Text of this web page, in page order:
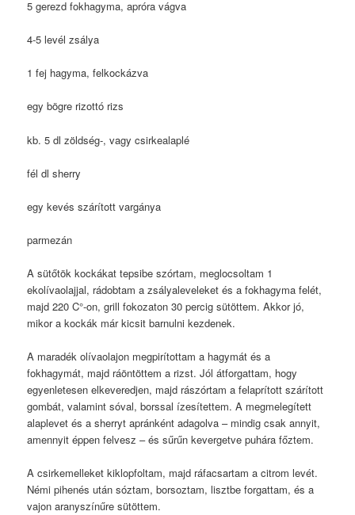
5 gerezd fokhagyma, apróra vágva
4-5 levél zsálya
1 fej hagyma, felkockázva
egy bögre rizottó rizs
kb. 5 dl zöldség-, vagy csirkealaplé
fél dl sherry
egy kevés szárított vargánya
parmezán
A sütőtök kockákat tepsibe szórtam, meglocsoltam 1
ekolívaolajjal, rádobtam a zsályaleveleket és a fokhagyma felét,
majd 220 C°-on, grill fokozaton 30 percig sütöttem. Akkor jó,
mikor a kockák már kicsit barnulni kezdenek.
A maradék olívaolajon megpirítottam a hagymát és a
fokhagymát, majd ráöntöttem a rizst. Jól átforgattam, hogy
egyenletesen elkeveredjen, majd rászórtam a felaprított szárított
gombát, valamint sóval, borssal ízesítettem. A megmelegített
alaplevet és a sherryt apránként adagolva – mindig csak annyit,
amennyit éppen felvesz – és sűrűn kevergetve puhára főztem.
A csirkemelleket kiklopfoltam, majd ráfacsartam a citrom levét.
Némi pihenés után sóztam, borsoztam, lisztbe forgattam, és a
vajon aranyszínűre sütöttem.